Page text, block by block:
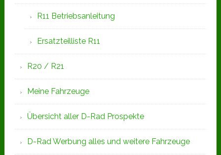
R11 Betriebsanleitung
Ersatzteilliste R11
R20 / R21
Meine Fahrzeuge
Übersicht aller D-Rad Prospekte
D-Rad Werbung alles und weitere Fahrzeuge